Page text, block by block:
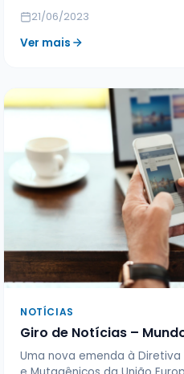
21/06/2023
Ver mais
NOTÍCIAS
Giro de Notícias –
Uma nova emenda à